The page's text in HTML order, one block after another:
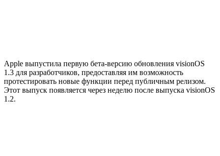
Apple выпустила первую бета-версию обновления visionOS
1.3 для разработчиков, предоставляя им возможность
протестировать новые функции перед публичным релизом.
Этот выпуск появляется через неделю после выпуска visionOS
1.2.